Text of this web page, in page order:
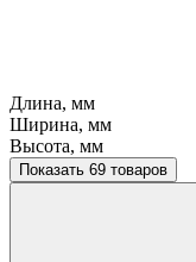
Длина, мм
Ширина, мм
Высота, мм
Показать 69 товаров